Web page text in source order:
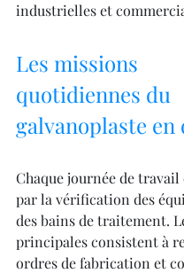
industrielles et
Les missions
quotidiennes du
galvanoplaste en
Chaque journée de travail
par la vérification des
des bains de traitement.
principales consistent à
ordres de fabrication et